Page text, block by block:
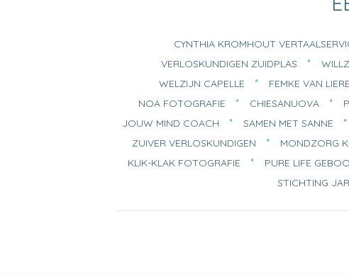
CYNTHIA KROMHOUT
VERLOSKUNDIGEN ZUIDPLAS
WELZIJN CAPELLE
FEMKE VAN
NOA FOTOGRAFIE
CHIESANUOVA
JOUW MIND COACH
SAMEN MET SANNE
ZUIVER VERLOSKUNDIGEN
MONDZORG
KLIK-KLAK FOTOGRAFIE
PURE LIFE
STICHTING